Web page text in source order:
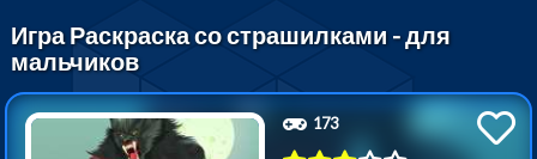
Игра Раскраска со страшилками - для
мальчиков
173